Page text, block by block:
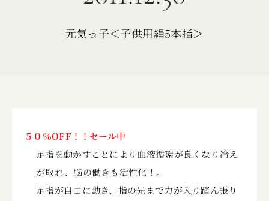
元気っ子＜子供用絹5本指＞
５０％OFF！！セール中
足指を動かすことにより血液循環が良くなり冷え
が取れ、脳の働きも活性化！。
足指が自由に動き、指の先まで力が入り踏ん張り